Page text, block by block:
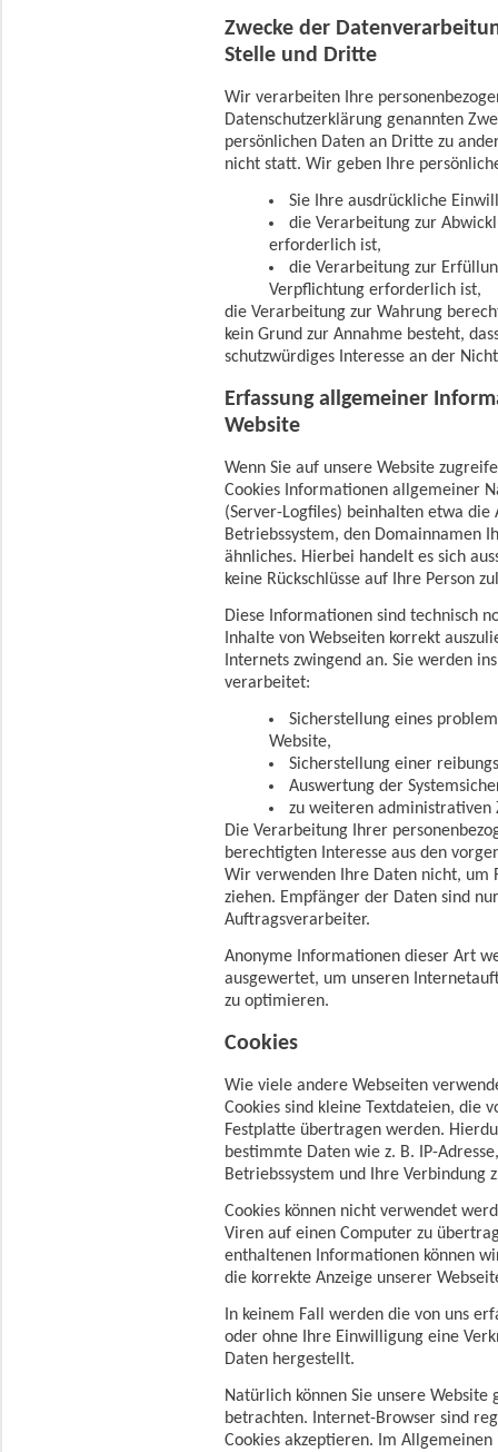
Zwecke der
Stelle und Dritte
Wir verarbeiten Ihre
Datenschutzerklärung genannten
persönlichen Daten an Dritte zu
nicht statt. Wir geben Ihre
Sie Ihre ausdrückliche
die Verarbeitung zur
erforderlich ist,
die Verarbeitung zur
Verpflichtung erforderlich ist,
die Verarbeitung zur Wahrung
kein Grund zur Annahme besteht,
schutzwürdiges Interesse an der
Erfassung allgemeiner
Website
Wenn Sie auf unsere Website
Cookies Informationen allgemeiner
(Server-Logfiles) beinhalten etwa
Betriebssystem, den Domainnamen
ähnliches. Hierbei handelt es sich
keine Rückschlüsse auf Ihre Person
Diese Informationen sind technisch
Inhalte von Webseiten korrekt
Internets zwingend an. Sie werden
verarbeitet:
Sicherstellung eines
Website,
Sicherstellung einer
Auswertung der
zu weiteren administrativen
Die Verarbeitung Ihrer
berechtigten Interesse aus den
Wir verwenden Ihre Daten nicht, um
ziehen. Empfänger der Daten sind
Auftragsverarbeiter.
Anonyme Informationen dieser Art
ausgewertet, um unseren
zu optimieren.
Cookies
Wie viele andere Webseiten
Cookies sind kleine Textdateien, die
Festplatte übertragen werden.
bestimmte Daten wie z. B. IP-
Betriebssystem und Ihre Verbindung
Cookies können nicht verwendet
Viren auf einen Computer zu
enthaltenen Informationen können
die korrekte Anzeige unserer
In keinem Fall werden die von uns
oder ohne Ihre Einwilligung eine
Daten hergestellt.
Natürlich können Sie unsere Website
betrachten. Internet-Browser sind
Cookies akzeptieren. Im Allgemeinen